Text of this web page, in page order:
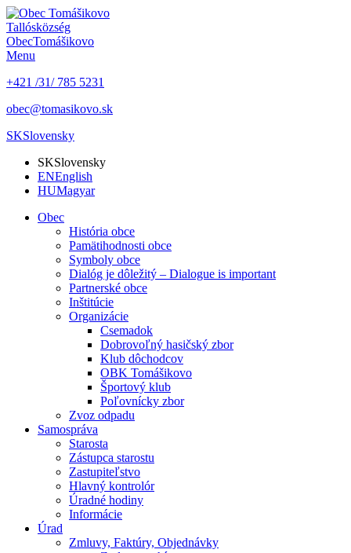
Tallósközség
ObecTomášikovo
Menu
+421 /31/ 785 5231
obec@tomasikovo.sk
SKSlovensky
SKSlovensky
ENEnglish
HUMagyar
Obec
História obce
Pamätihodnosti obce
Symboly obce
Dialóg je dôležitý – Dialogue is important
Partnerské obce
Inštitúcie
Organizácie
Csemadok
Dobrovoľný hasičský zbor
Klub dôchodcov
OBK Tomášikovo
Športový klub
Poľovnícky zbor
Zvoz odpadu
Samospráva
Starosta
Zástupca starostu
Zastupiteľstvo
Hlavný kontrolór
Úradné hodiny
Informácie
Úrad
Zmluvy, Faktúry, Objednávky